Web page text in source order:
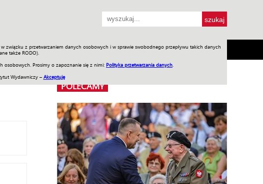
związku z przetwarzaniem danych osobowych i w sprawie swobodnego przepływu takich danych
także RODO).
osobowych. Prosimy o zapoznanie się z nimi: Polityka przetwarzania danych
Wydawniczy – Akceptuję
ENGLISH SKLEP Jednodniówki Praca w WIW
POLECAMY